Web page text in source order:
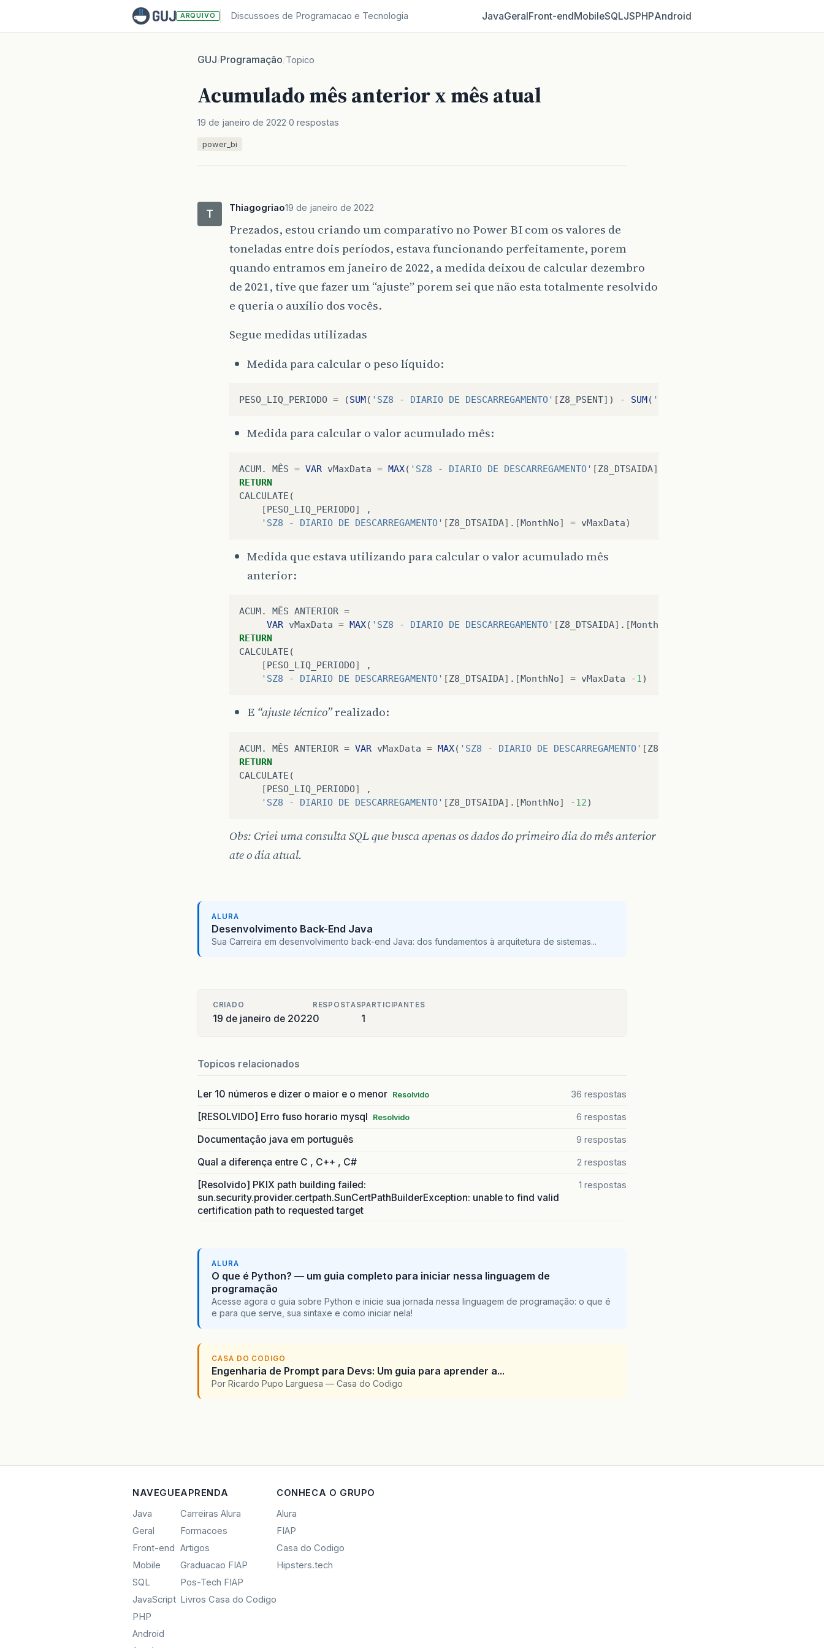
ARQUIVO Discussoes de Programacao e Tecnologia JavaGeralFront‑endMobileSQLJSPHPAndroid
GUJ/Programação/Topico
Acumulado mês anterior x mês atual
19 de janeiro de 2022 0 respostas
power_bi
T Thiagogriao19 de janeiro de 2022
Prezados, estou criando um comparativo no Power BI com os valores de
toneladas entre dois períodos, estava funcionando perfeitamente, porem
quando entramos em janeiro de 2022, a medida deixou de calcular dezembro
de 2021, tive que fazer um “ajuste” porem sei que não esta totalmente resolvido
e queria o auxílio dos vocês.
Segue medidas utilizadas
Medida para calcular o peso líquido:
PESO_LIQ_PERIODO = (SUM( 'SZ8 - DIARIO DE DESCARREGAMENTO' [Z8_PSENT] ) - SUM( 'SZ8 - DIARIO DE
Medida para calcular o valor acumulado mês:
ACUM. MÊS = VAR vMaxData = MAX( 'SZ8 - DIARIO DE DESCARREGAMENTO' [Z8_DTSAIDA]
RETURN
CALCULATE (
[PESO_LIQ_PERIODO]
,
'SZ8 - DIARIO DE DESCARREGAMENTO' [Z8_DTSAIDA] . [MonthNo] = vMaxData)
Medida que estava utilizando para calcular o valor acumulado mês
anterior:
ACUM. MÊS ANTERIOR =
VAR vMaxData = MAX( 'SZ8 - DIARIO DE DESCARREGAMENTO' [Z8_DTSAIDA] . [MonthNo
RETURN
CALCULATE (
[PESO_LIQ_PERIODO]
,
'SZ8 - DIARIO DE DESCARREGAMENTO' [Z8_DTSAIDA] . [MonthNo] = vMaxData -1 )
E “ajuste técnico”realizado:
ACUM. MÊS ANTERIOR = VAR vMaxData = MAX( 'SZ8 - DIARIO DE DESCARREGAMENTO' [Z8_DTSAIDA
RETURN
CALCULATE (
[PESO_LIQ_PERIODO]
,
'SZ8 - DIARIO DE DESCARREGAMENTO' [Z8_DTSAIDA] . [MonthNo] -12)
Obs: Criei uma consulta SQL que busca apenas os dados do primeiro dia do mês anterior
ate o dia atual.
ALURA
Desenvolvimento Back-End Java
Sua Carreira em desenvolvimento back-end Java: dos fundamentos à arquitetura de sistemas...
CRIADO
19 de janeiro de 2022
RESPOSTAS
0
PARTICIPANTES
1
Topicos relacionados
Ler 10 números e dizer o maior e o menor Resolvido 36 respostas
[RESOLVIDO] Erro fuso horario mysql Resolvido 6 respostas
Documentação java em português 9 respostas
Qual a diferença entre C , C++ , C# 2 respostas
[Resolvido] PKIX path building failed:
sun.security.provider.certpath.SunCertPathBuilderException: unable to find valid
certification path to requested target
1 respostas
ALURA
O que é Python? — um guia completo para iniciar nessa linguagem de
programação
Acesse agora o guia sobre Python e inicie sua jornada nessa linguagem de programação: o que é
e para que serve, sua sintaxe e como iniciar nela!
CASA DO CODIGO
Engenharia de Prompt para Devs: Um guia para aprender a...
Por Ricardo Pupo Larguesa — Casa do Codigo
NAVEGUE
Java
Geral
Front-end
Mobile
SQL
JavaScript
PHP
Android
APRENDA
Carreiras Alura
Formacoes
Artigos
Graduacao FIAP
Pos-Tech FIAP
Livros Casa do Codigo
CONHECA O GRUPO
Alura
FIAP
Casa do Codigo
Hipsters.tech